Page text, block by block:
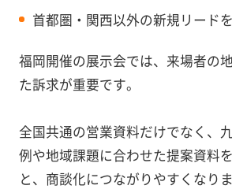
首都圏・関西以外の新規リード
福岡開催の展示会では、来場者の
た訴求が重要です。
全国共通の営業資料だけでなく、
例や地域課題に合わせた提案資料
と、商談化につながりやすくなりま